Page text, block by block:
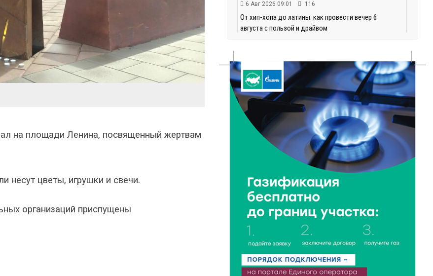
на площади Ленина, посвященный жертвам
несут цветы, игрушки и свечи.
организаций приспущены
6 Авг 2026 09:01 116
От хип-хопа до латины: как провести вечер 6
августа с пользой и драйвом
Переменная облачность и кратковременный
дождь: что ждёт жителей Тверской области
сегодня
6 Авг 2026 08:10 145
В Твери открываются две масштабные выставки
известных художников
В парке Твери прошла познавательная акция от
Госавтоинспекции
5 Авг 2026 22:02 344
Названы самые грамотные профессии по итогам